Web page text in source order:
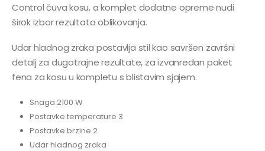
Control čuva kosu, a komplet dodatne opreme nudi
širok izbor rezultata oblikovanja.
Udar hladnog zraka postavlja stil kao savršen završni
detalj za dugotrajne rezultate, za izvanredan paket
fena za kosu u kompletu s blistavim sjajem.
Snaga 2100 W
Postavke temperature 3
Postavke brzine 2
Udar hladnog zraka